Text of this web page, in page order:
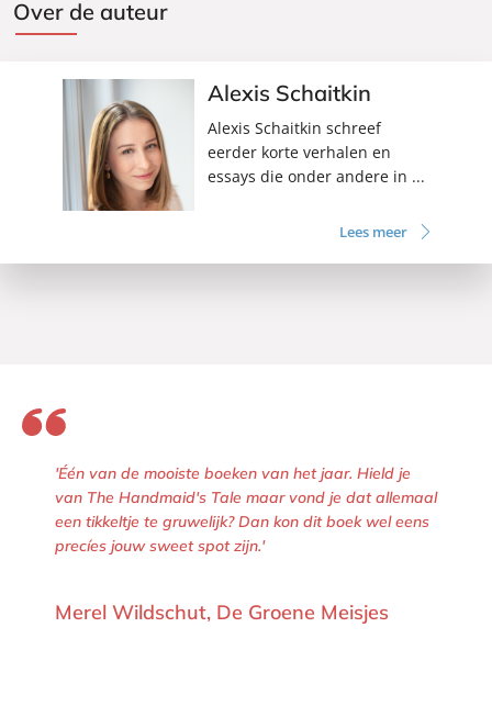
Over de auteur
Alexis Schaitkin
Alexis Schaitkin schreef
eerder korte verhalen en
essays die onder andere in ...
Lees meer
'Één van de mooiste boeken van het jaar. Hield je
van The Handmaid's Tale maar vond je dat allemaal
een tikkeltje te gruwelijk? Dan kon dit boek wel eens
precíes jouw sweet spot zijn.'
Merel Wildschut, De Groene Meisjes